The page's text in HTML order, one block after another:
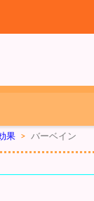
果 > バーベイン